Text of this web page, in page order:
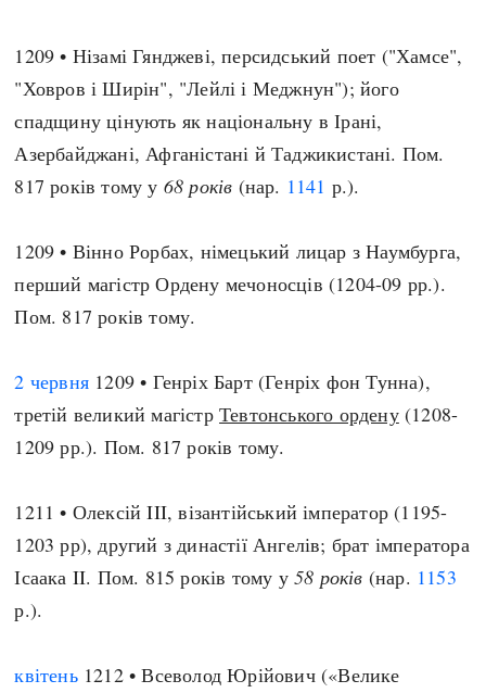
1209 • Нізамі Гянджеві, персидський поет ("Хамсе",
"Ховров і Ширін", "Лейлі і Меджнун"); його
спадщину цінують як національну в Ірані,
Азербайджані, Афганістані й Таджикистані. Пом.
817 років тому у 68 років (нар. 1141 р.).
1209 • Вінно Рорбах, німецький лицар з Наумбурга,
перший магістр Ордену мечоносців (1204-09 рр.).
Пом. 817 років тому.
2 червня 1209 • Генріх Барт (Генріх фон Тунна),
третій великий магістрТевтонського ордену(1208-
1209 рр.). Пом. 817 років тому.
1211 • Олексій III, візантійський імператор (1195-
1203 рр), другий з династії Ангелів; брат імператора
Ісаака II. Пом. 815 років тому у58 років (нар. 1153
р.).
квітень1212 • Всеволод Юрійович («Велике